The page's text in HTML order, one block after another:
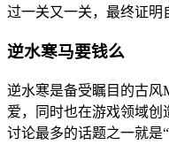
过一关又一关，最终证明
逆水寒马要钱么
逆水寒是备受瞩目的古风
爱，同时也在游戏领域创
讨论最多的话题之一就是